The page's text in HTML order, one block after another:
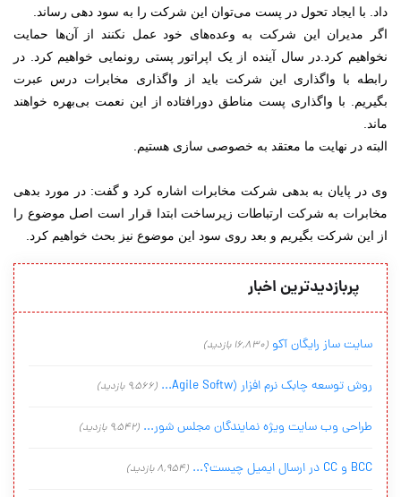
داد. با ایجاد تحول در پست می‌توان این شرکت را به سود دهی رساند.
اگر مدیران این شرکت به وعده‌های خود عمل نکنند از آن‌ها حمایت
نخواهیم کرد.در سال آینده از یک اپراتور پستی رونمایی خواهیم کرد. در
رابطه با واگذاری این شرکت باید از واگذاری مخابرات درس عبرت
بگیریم. با واگذاری پست مناطق دورافتاده از این نعمت بی‌بهره خواهند
ماند.
البته در نهایت ما معتقد به خصوصی سازی هستیم.
وی در پایان به بدهی شرکت مخابرات اشاره کرد و گفت: در مورد بدهی
مخابرات به شرکت ارتباطات زیرساخت ابتدا قرار است اصل موضوع را
از این شرکت بگیریم و بعد روی سود این موضوع نیز بحث خواهیم کرد.
پربازدیدترین اخبار
سایت ساز رایگان آکو (16,830 بازدید)
روش توسعه چابک نرم افزار (Agile Softw... (9,566 بازدید)
طراحی وب سایت ویژه نمایندگان مجلس شور... (9,542 بازدید)
BCC و CC در ارسال ایمیل چیست؟... (8,954 بازدید)